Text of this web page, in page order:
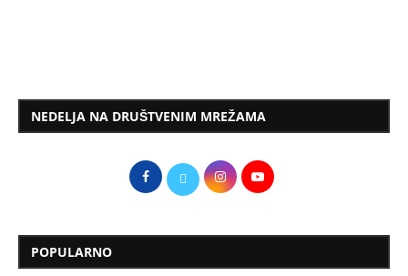
NEDELJA NA DRUŠTVENIM MREŽAMA
POPULARNO